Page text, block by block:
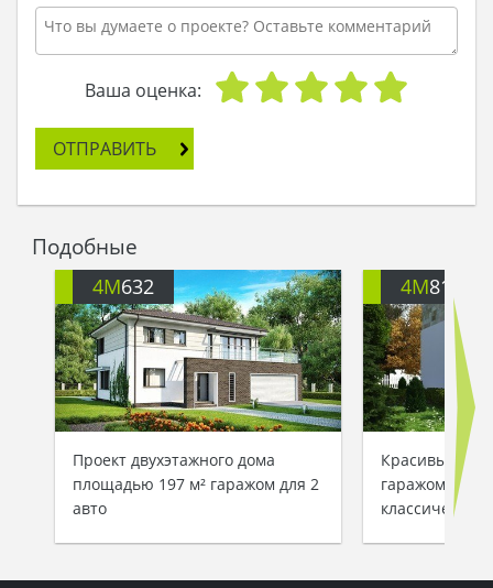
предстояло хорошенько пораздумать, как его
выполнить.
Штандартенфюрер поднялся наверх, расстелил
кровать и переоделся, а потом снова спустился
Затем уселся в кресло, глядя на огонь.
Предстояла длинная ночь.
Ваша оценка:
ОТПРАВИТЬ
Подобные
4M632
Проект двухэтажного дома
площадью 197 м² гаражом для 2
авто
4M812
Красивый
гаражом и
классическом